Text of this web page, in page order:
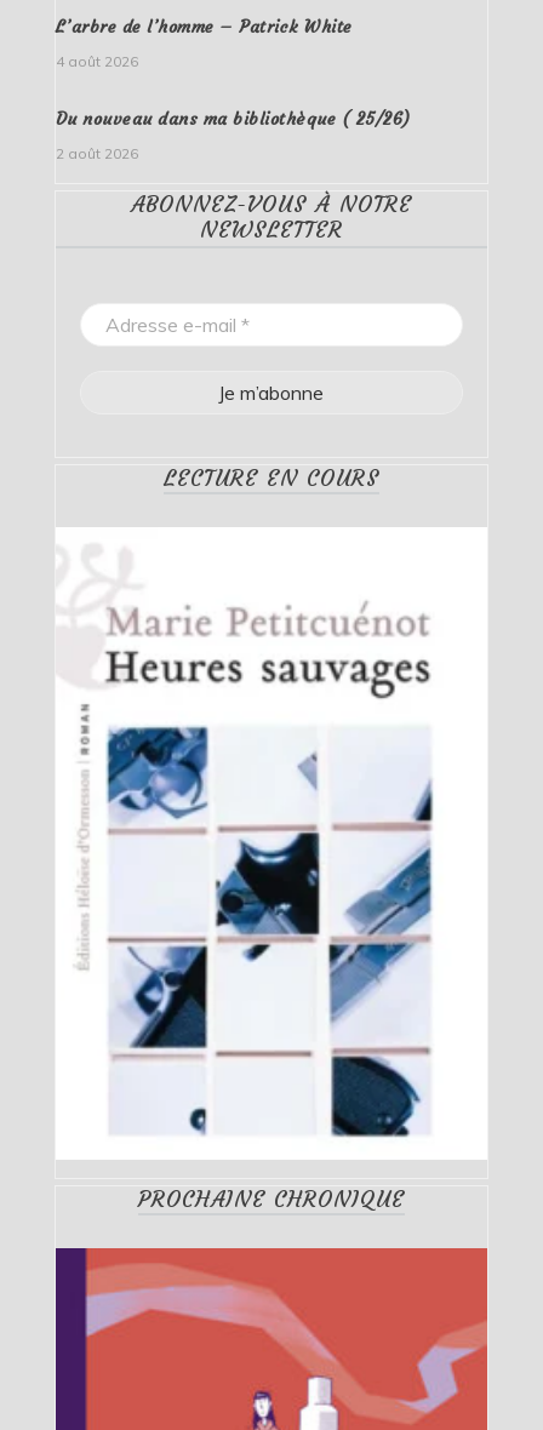
L’arbre de l’homme – Patrick White
4 août 2026
Du nouveau dans ma bibliothèque ( 25/26)
2 août 2026
ABONNEZ-VOUS À NOTRE
NEWSLETTER
LECTURE EN COURS
PROCHAINE CHRONIQUE